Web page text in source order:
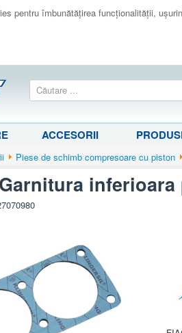
pentru îmbunătăţirea funcţionalităţii,
ACCESORII
Piese de schimb compresoare cu piston
Garnitura inferioara